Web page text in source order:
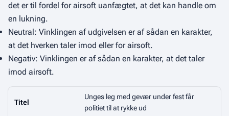
det er til fordel for airsoft uanfægtet, at det kan handle om
en lukning.
Neutral: Vinklingen af udgivelsen er af sådan en karakter,
at det hverken taler imod eller for airsoft.
Negativ: Vinklingen er af sådan en karakter, at det taler
imod airsoft.
Titel
Unges leg med gevær under fest får
politiet til at rykke ud